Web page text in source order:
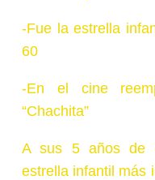
-Fue la estrella
60
-En el cine
“Chachita”
A sus 5 años de
estrella infantil más